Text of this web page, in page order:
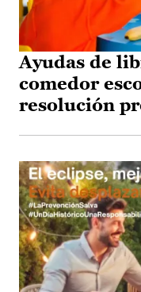
Ayudas de
comedor
resolución